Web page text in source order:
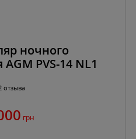
ночного
PVS-14 NL1
отзыва
грн